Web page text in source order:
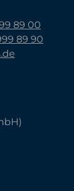
89 00
89 90